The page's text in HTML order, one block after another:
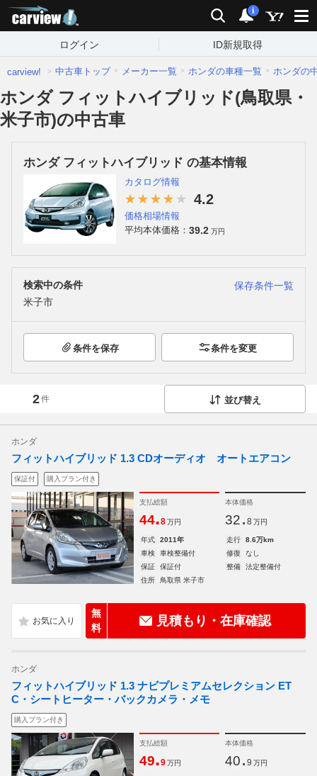
検索 通知
i
ログイン ID新規取得
carview! 中古車トップ メーカー一覧 ホンダの車種一覧 ホンダの
ホンダ フィットハイブリッド(鳥取県・
米子市)の中古車
ホンダ フィットハイブリッド の基本情報
カタログ情報
4.2
価格相場情報
平均本体価格： 39.2 万円
検索中の条件
保存条件一覧
米子市
条件を保存 条件を変更
2件 並び替え
ホンダ
フィットハイブリッド 1.3 CDオーディオ オートエアコン
保証付 購入プラン付き
支払総額
44.8 万円
本体価格
32. 8 万円
年式 2011年 走行
8.6万km
車検
車検整備付 修復
なし
保証
保証付 整備
法定整備付
住所
鳥取県 米子市
無
料
見積もり・在庫確認
ホンダ
フィットハイブリッド 1.3 ナビプレミアムセレクション ET
C・シートヒーター・バックカメラ・メモ
購入プラン付き
支払総額
49.9 万円
本体価格
40. 9 万円